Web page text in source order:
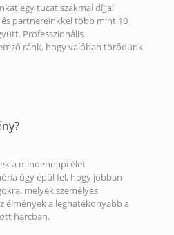
egy tucat szakmai díjjal
partnereinkkel több mint 10
Professzionális
ránk, hogy valóban törődünk
a mindennapi élet
úgy épül fel, hogy jobban
melyek személyes
élmények a leghatékonyabb a
harcban.